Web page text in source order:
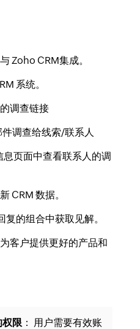
Zoho CRM集成。
系统。
调查链接
调查给线索/联系人
页面中查看联系人的调
CRM 数据。
复的组合中获取见解。
客户提供更好的产品和
权限： 用户需要有效账